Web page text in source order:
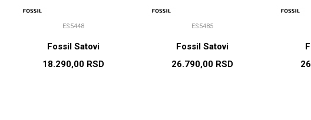
ES5448
Fossil Satovi
18.290,00 RSD
ES5485
Fossil Satovi
26.790,00 RSD